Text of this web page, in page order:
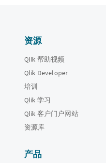
资源
Qlik 帮助视频
Qlik Developer
培训
Qlik 学习
Qlik 客户门户网站
资源库
产品